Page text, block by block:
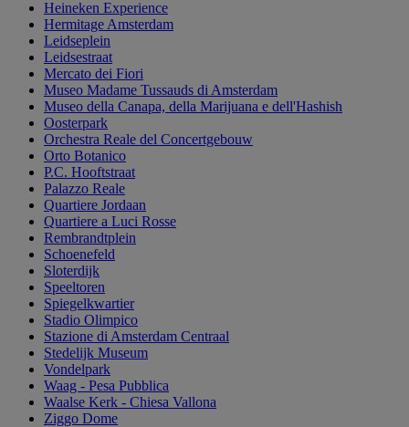
Heineken Experience
Hermitage Amsterdam
Leidseplein
Leidsestraat
Mercato dei Fiori
Museo Madame Tussauds di Amsterdam
Museo della Canapa, della Marijuana e dell'Hashish
Oosterpark
Orchestra Reale del Concertgebouw
Orto Botanico
P.C. Hooftstraat
Palazzo Reale
Quartiere Jordaan
Quartiere a Luci Rosse
Rembrandtplein
Schoenefeld
Sloterdijk
Speeltoren
Spiegelkwartier
Stadio Olimpico
Stazione di Amsterdam Centraal
Stedelijk Museum
Vondelpark
Waag - Pesa Pubblica
Waalse Kerk - Chiesa Vallona
Ziggo Dome